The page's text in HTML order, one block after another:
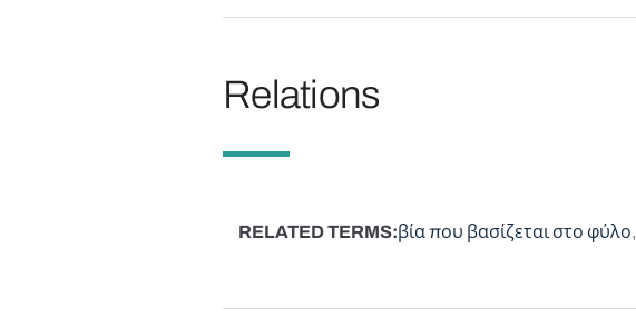
Relations
RELATED TERMS βία που βασίζεται στο φύλο